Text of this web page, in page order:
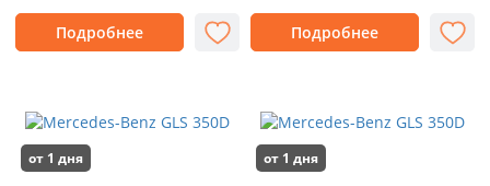
Подробнее Подробнее
от 1 дня от 1 дня